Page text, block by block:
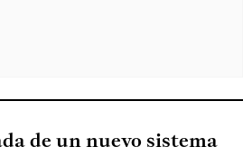
de un nuevo sistema